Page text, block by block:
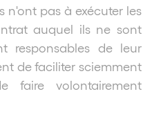
n'ont pas à exécuter les
auquel ils ne sont
responsables de leur
de faciliter sciemment
faire volontairement